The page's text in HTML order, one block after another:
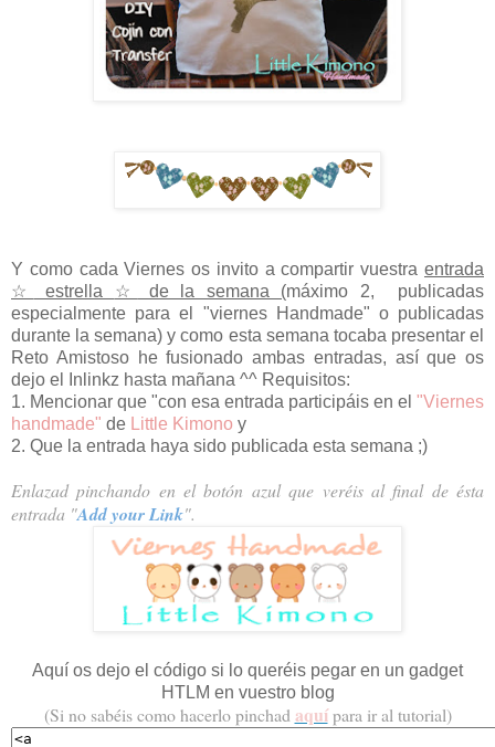
Y como cada Viernes os invito a compartir vuestra entrada
☆
estrella ☆ de la semana (máximo 2, publicadas
especialmente para el "viernes Handmade" o publicadas
durante la semana) y como esta semana tocaba presentar el
Reto Amistoso he fusionado ambas entradas, así que os
dejo el Inlinkz hasta mañana ^^ Requisitos:
1. Mencionar que "con esa entrada participáis en el "Viernes
handmade" de Little Kimono y
2. Que la entrada haya sido publicada esta semana ;)
Enlazad pinchando en el botón azulque veréis al final deésta
entrada "Add your Link".
Aquí os dejo el código si lo queréis pegar en un gadget
HTLM en vuestro blog
(Si no sabéis como hacerlo pinchad aquípara ir al tutorial)